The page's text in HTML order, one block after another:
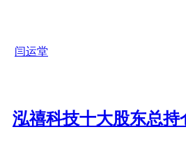
闫运堂
泓禧科技十大股东总持